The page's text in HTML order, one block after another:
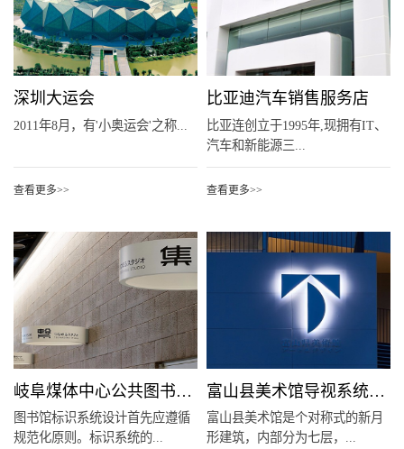
深圳大运会
2011年8月，有'小奥运会'之称...
查看更多>>
比亚迪汽车销售服务店
比亚连创立于1995年,现拥有IT、
汽车和新能源三...
查看更多>>
岐阜煤体中心公共图书馆导视系统规划设计
图书馆标识系统设计首先应遵循
规范化原则。标识系统的...
富山县美术馆导视系统规划设计
富山县美术馆是个对称式的新月
形建筑，内部分为七层，...